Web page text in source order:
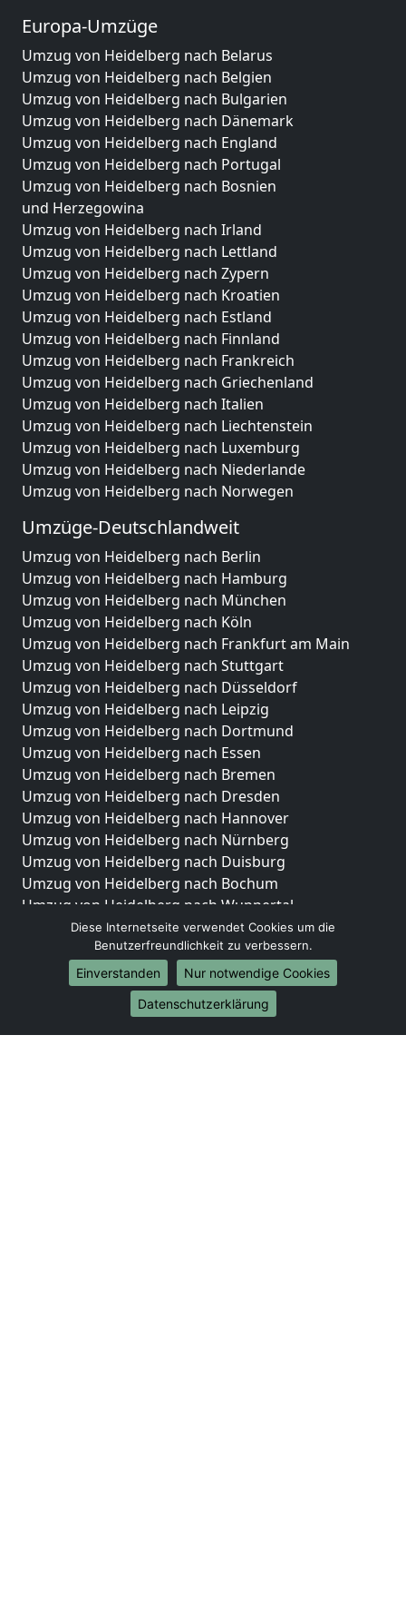
Europa-Umzüge
Umzug von Heidelberg nach Belarus
Umzug von Heidelberg nach Belgien
Umzug von Heidelberg nach Bulgarien
Umzug von Heidelberg nach Dänemark
Umzug von Heidelberg nach England
Umzug von Heidelberg nach Portugal
Umzug von Heidelberg nach Bosnien
und Herzegowina
Umzug von Heidelberg nach Irland
Umzug von Heidelberg nach Lettland
Umzug von Heidelberg nach Zypern
Umzug von Heidelberg nach Kroatien
Umzug von Heidelberg nach Estland
Umzug von Heidelberg nach Finnland
Umzug von Heidelberg nach Frankreich
Umzug von Heidelberg nach Griechenland
Umzug von Heidelberg nach Italien
Umzug von Heidelberg nach Liechtenstein
Umzug von Heidelberg nach Luxemburg
Umzug von Heidelberg nach Niederlande
Umzug von Heidelberg nach Norwegen
Umzüge-Deutschlandweit
Umzug von Heidelberg nach Berlin
Umzug von Heidelberg nach Hamburg
Umzug von Heidelberg nach München
Umzug von Heidelberg nach Köln
Umzug von Heidelberg nach Frankfurt am Main
Umzug von Heidelberg nach Stuttgart
Umzug von Heidelberg nach Düsseldorf
Umzug von Heidelberg nach Leipzig
Umzug von Heidelberg nach Dortmund
Umzug von Heidelberg nach Essen
Umzug von Heidelberg nach Bremen
Umzug von Heidelberg nach Dresden
Umzug von Heidelberg nach Hannover
Umzug von Heidelberg nach Nürnberg
Umzug von Heidelberg nach Duisburg
Umzug von Heidelberg nach Bochum
Umzug von Heidelberg nach Wuppertal
Umzug von Heidelberg nach Bielefeld
Umzug von Heidelberg nach Bonn
Umzug von Heidelberg nach Münster
Internationale-Umzüge
Umzug von Heidelberg nach Brasilien
Diese Internetseite verwendet Cookies um die
Benutzerfreundlichkeit zu verbessern.
Einverstanden
Nur notwendige Cookies
Datenschutzerklärung